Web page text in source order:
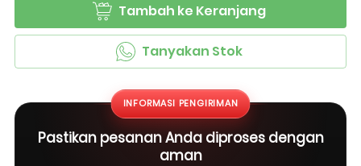
` Tambah ke Keranjang
` Tanyakan Stok
INFORMASI PENGIRIMAN
Pastikan pesanan Anda diproses dengan
aman